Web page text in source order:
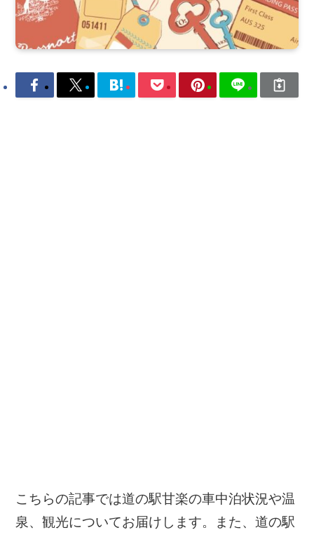
こちらの記事では道の駅甘楽の車中泊状況や温
泉、観光についてお届けします。また、道の駅